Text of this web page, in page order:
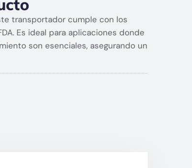
transportador cumple con los
Es ideal para aplicaciones donde
son esenciales, asegurando un